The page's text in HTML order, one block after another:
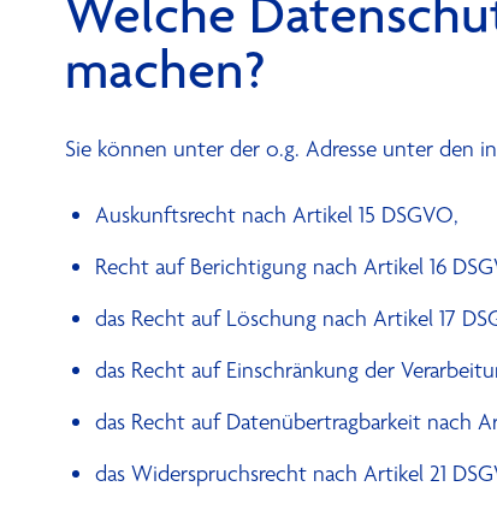
Welche
machen?
Sie können unter der o.g. Adresse unter den
Auskunftsrecht nach Artikel 15 DSGVO,
Recht auf Berichtigung nach Artikel 16
das Recht auf Löschung nach Artikel 17
das Recht auf Einschränkung der
das Recht auf Datenübertragbarkeit nach
das Widerspruchsrecht nach Artikel 21